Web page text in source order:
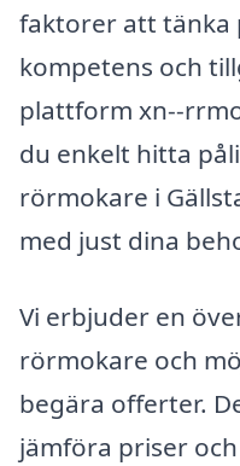
faktorer att tänka
kompetens och
plattform xn--
du enkelt hitta
rörmokare i
med just dina
Vi erbjuder en
rörmokare och
begära offerter.
jämföra priser